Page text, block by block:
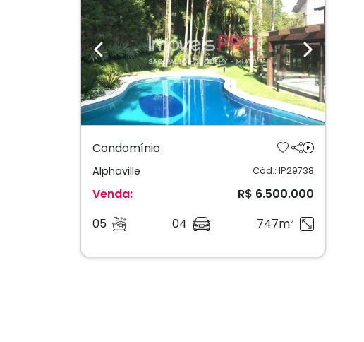
Previous Next
Condomínio
Alphaville Cód.: IP29738
Venda:
R$ 6.500.000
05
04 747m²